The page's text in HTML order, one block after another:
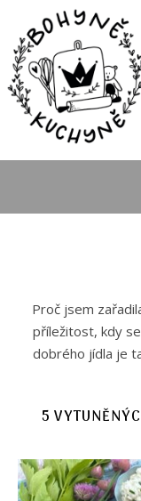
Proč jsem
příležitost, kdy
dobrého jídla je
5